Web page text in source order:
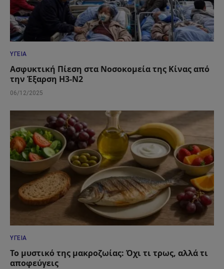
ΥΓΕΊΑ
Ασφυκτική Πίεση στα Νοσοκομεία της Κίνας από
την Έξαρση H3-N2
06/12/2025
ΥΓΕΊΑ
Το μυστικό της μακροζωίας: Όχι τι τρως, αλλά τι
αποφεύγεις